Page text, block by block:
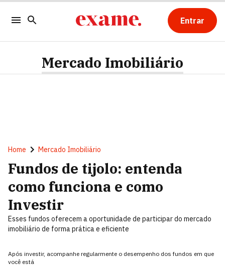
Entrar
Mercado Imobiliário
Home Mercado Imobiliário
Fundos de tijolo: entenda
como funciona e como
Investir
Esses fundos oferecem a oportunidade de participar do mercado
imobiliário de forma prática e eficiente
Após investir, acompanhe regularmente o desempenho dos fundos em que
você está